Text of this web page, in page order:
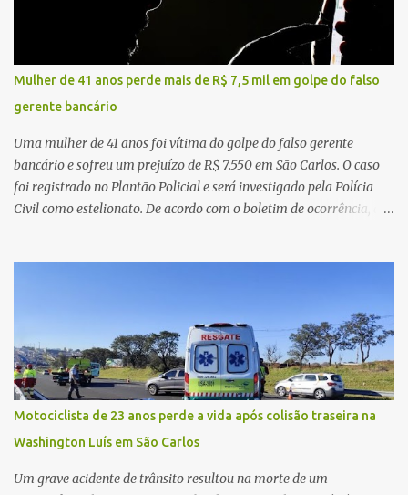
Federal tem ampliado investimentos destinados ao fortalecimento
da atenção básica, da infraestrutura hospitalar e da
regionalização dos serviços de saúde. Entretanto, em um cenário
de demandas crescentes e recursos necessariamente limitados, a
principal missão da gestão pública não é apenas investir mais,
mas decidir melhor onde investir para produzir o maior benefício
possível à população. Essa reflexão encontra respaldo tanto na
teoria da admini...
Mulher de 41 anos perde mais de R$ 7,5 mil em golpe do falso
gerente bancário
Uma mulher de 41 anos foi vítima do golpe do falso gerente
bancário e sofreu um prejuízo de R$ 7.550 em São Carlos. O caso
foi registrado no Plantão Policial e será investigado pela Polícia
Civil como estelionato. De acordo com o boletim de ocorrência, a
ser realizados. Dias depois, o golpista enviou um documento em
PDF simulando uma comunicação oficial da instituição financeira.
Na sequência, entrou em contato por telefone e encaminhou um
link, orientando a vítima a acessá-lo pelo computador para
concluir a suposta atualização cadastral. Após realizar o
procedimento, a conta bancária ficou bloqueada por algumas
horas. Sem conseguir acessar o sistema, a vítima tentou
novamente contato com o suposto gerente, mas não obteve
Motociclista de 23 anos perde a vida após colisão traseira na
Washington Luís em São Carlos
Um grave acidente de trânsito resultou na morte de um